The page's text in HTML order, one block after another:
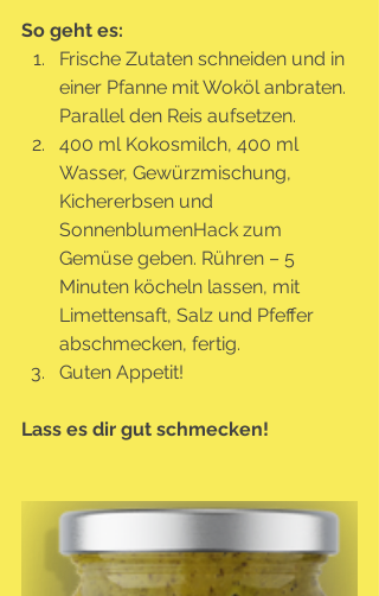
So geht es:
Frische Zutaten schneiden und in
einer Pfanne mit Woköl anbraten.
Parallel den Reis aufsetzen.
400 ml Kokosmilch, 400 ml
Wasser, Gewürzmischung,
Kichererbsen und
SonnenblumenHack zum
Gemüse geben. Rühren – 5
Minuten köcheln lassen, mit
Limettensaft, Salz und Pfeffer
abschmecken, fertig.
Guten Appetit!
Lass es dir gut schmecken!